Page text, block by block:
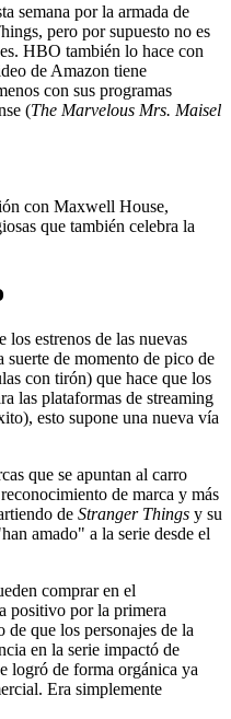
semana por la armada de
pero por supuesto no es
HBO también lo hace con
de Amazon tiene
con sus programas
(The Marvelous Mrs. Maisel
con Maxwell House,
que también celebra la
los estrenos de las nuevas
suerte de momento de pico de
con tirón) que hace que los
las plataformas de streaming
esto supone una nueva vía
que se apuntan al carro
de marca y más
de Stranger Things y su
amado" a la serie desde el
comprar en el
positivo por la primera
que los personajes de la
en la serie impactó de
logró de forma orgánica ya
Era simplemente